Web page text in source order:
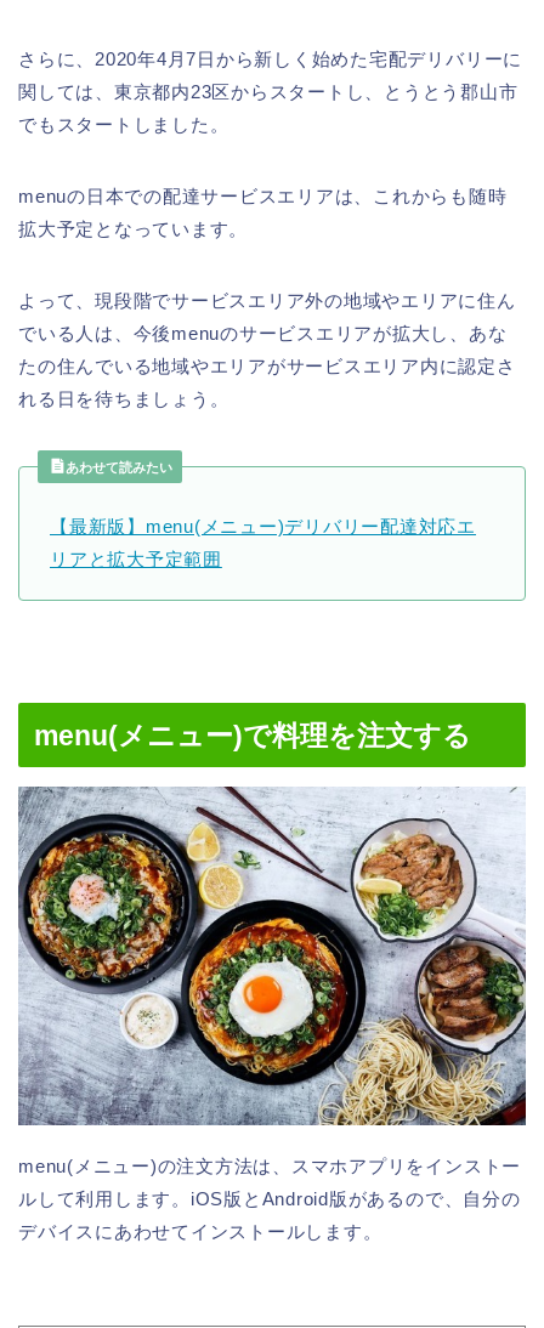
さらに、2020年4月7日から新しく始めた宅配デリバリーに
関しては、東京都内23区からスタートし、とうとう郡山市
でもスタートしました。
menuの日本での配達サービスエリアは、これからも随時
拡大予定となっています。
よって、現段階でサービスエリア外の地域やエリアに住ん
でいる人は、今後menuのサービスエリアが拡大し、あな
たの住んでいる地域やエリアがサービスエリア内に認定さ
れる日を待ちましょう。
あわせて読みたい
【最新版】menu(メニュー)デリバリー配達対応エ
リアと拡大予定範囲
menu(メニュー)で料理を注文する
menu(メニュー)の注文方法は、スマホアプリをインストー
ルして利用します。iOS版とAndroid版があるので、自分の
デバイスにあわせてインストールします。